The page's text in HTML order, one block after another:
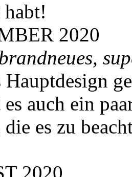
2020
Hauptdesign
auch ein
die es zu